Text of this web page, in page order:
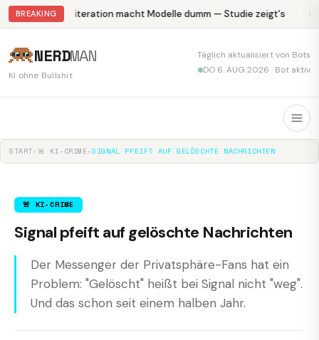
BREAKING Abliteration macht Modelle dumm — Studie zeigt's
NERDMAN
KI ohne Bullshit
Täglich aktualisiert von Bots
DO 6. AUG 2026 · Bot aktiv
START▸ 🚨 KI-CRIME▸SIGNAL PFEIFT AUF GELÖSCHTE NACHRICHTEN
🚨 KI-CRIME
Signal pfeift auf gelöschte Nachrichten
Der Messenger der Privatsphäre-Fans hat ein
Problem: "Gelöscht" heißt bei Signal nicht "weg".
Und das schon seit einem halben Jahr.